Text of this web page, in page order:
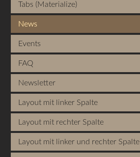
Tabs (Materialize)
News
Events
FAQ
Newsletter
Layout mit linker Spalte
Layout mit rechter Spalte
Layout mit linker und rechter Spalte